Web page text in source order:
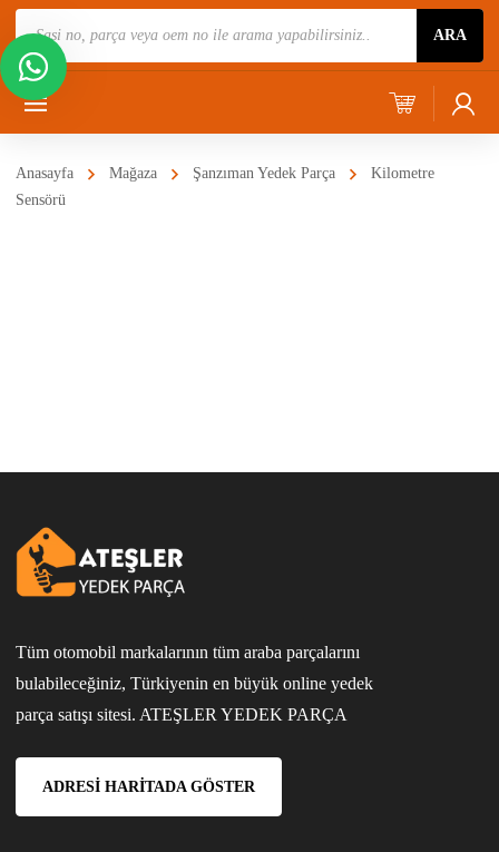
Ara
ARA
Anasayfa Mağaza Şanzıman Yedek Parça
Kilometre
Sensörü
Tüm otomobil markalarının tüm araba parçalarını
bulabileceğiniz, Türkiyenin en büyük online yedek
parça satışı sitesi. ATEŞLER YEDEK PARÇA
ADRESI HARITADA GÖSTER